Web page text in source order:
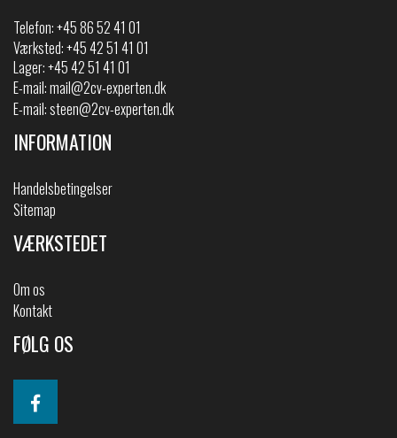
Telefon:+45 86 52 41 01
Værksted: +45 42 51 41 01
Lager: +45 42 51 41 01
E-mail:mail@2cv-experten.dk
E-mail:steen@2cv-experten.dk
INFORMATION
Handelsbetingelser
Sitemap
VÆRKSTEDET
Om os
Kontakt
FØLG OS